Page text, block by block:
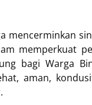
mencerminkan
memperkuat
bagi Warga
aman,